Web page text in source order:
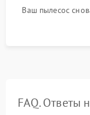
Ваш пылесос
FAQ. Ответы